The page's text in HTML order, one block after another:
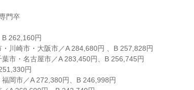
門卒
262,160円
川崎市・大阪市／A 284,680円 、B 257,828円
市・名古屋市／A 283,450円、B 256,745円
円
岡市／A 272,380円、B 246,998円